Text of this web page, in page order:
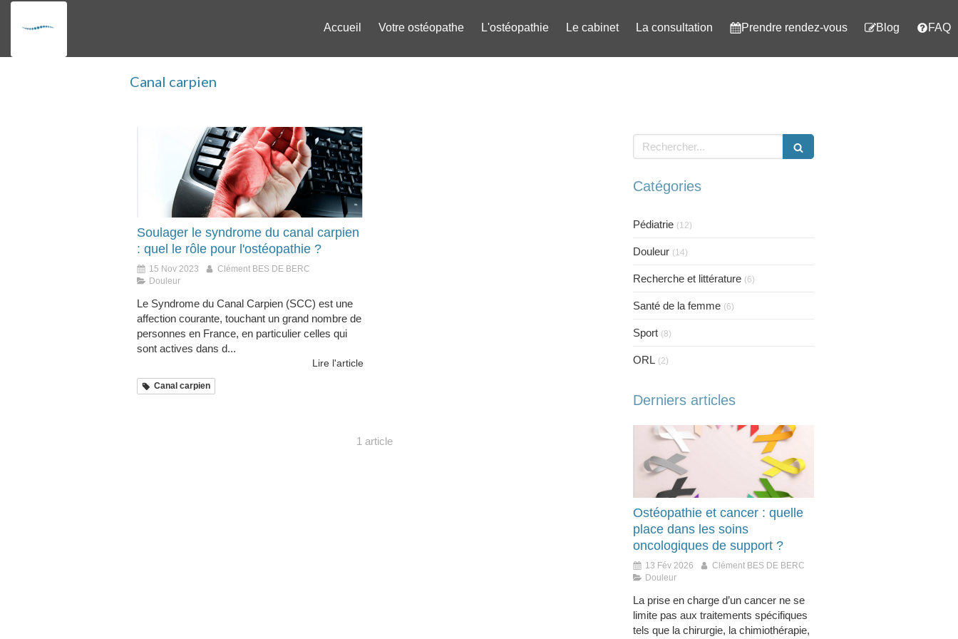
Accueil Votre ostéopathe L'ostéopathie Le cabinet La consultation Prendre rendez-vous Blog FAQ
Canal carpien
Soulager le syndrome du canal carpien
: quel le rôle pour l'ostéopathie ?
15 Nov 2023
Clément BES DE BERC
Douleur
Le Syndrome du Canal Carpien (SCC) est une
affection courante, touchant un grand nombre de
personnes en France, en particulier celles qui
sont actives dans d...
Lire l'article
Canal carpien
1 article
Rechercher
Catégories
Pédiatrie (12)
Douleur (14)
Recherche et littérature (6)
Santé de la femme (6)
Sport (8)
ORL (2)
Derniers articles
Ostéopathie et cancer : quelle
place dans les soins
oncologiques de support ?
13 Fév 2026
Clément BES DE BERC
Douleur
La prise en charge d’un cancer ne se
limite pas aux traitements spécifiques
tels que la chirurgie, la chimiothérapie,